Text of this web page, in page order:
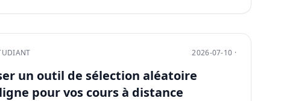
2026-07-10 ·
un outil de sélection aléatoire
pour vos cours à distance